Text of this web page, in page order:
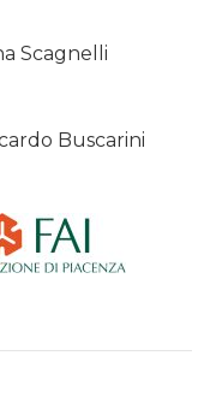
Scagnelli
Buscarini